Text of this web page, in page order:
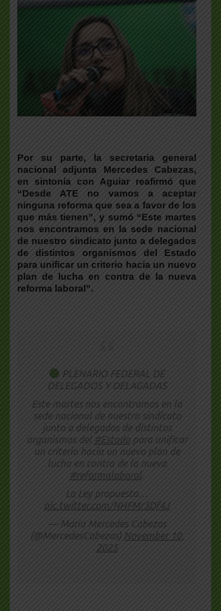
Por su parte, la secretaria general
nacional adjunta Mercedes Cabezas,
en sintonía con Aguiar reafirmó que
“Desde ATE no vamos a aceptar
ninguna reforma que sea a favor de los
que más tienen”, y sumó “Este martes
nos encontramos en la sede nacional
de nuestro sindicato junto a delegados
de distintos organismos del Estado
para unificar un criterio hacia un nuevo
plan de lucha en contra de la nueva
reforma laboral”.
PLENARIO FEDERAL DE
DELEGADOS Y DELAGADAS
Este martes nos encontramos en la
sede nacional de nuestro sindicato
junto a delegados de distintos
organismos del #Estadopara unificar
un criterio hacia un nuevo plan de
lucha en contra de la nueva
#reformalaboral.
La Ley propuesta…
pic.twitter.com/NHFMr3Df4J
— Maria Mercedes Cabezas
(@MercedesCabezas) November 10,
2025